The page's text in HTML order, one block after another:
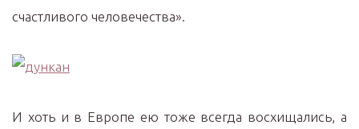
счастливого человечества».
И хоть и в Европе ею тоже всегда восхищались, а